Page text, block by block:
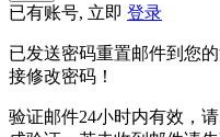
已有账号, 立即 登录
已发送密码重置邮件到您
接修改密码！
验证邮件24小时内有效，